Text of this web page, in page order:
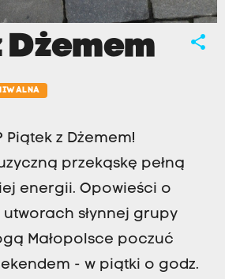
share
Piątek z Dżemem!
przekąskę pełną
energii. Opowieści o
słynnej grupy
Małopolsce poczuć
- w piątki o godz.